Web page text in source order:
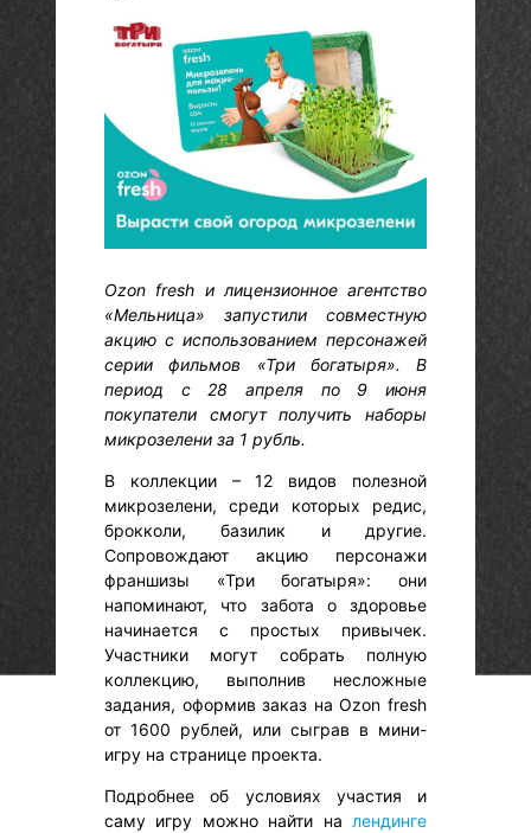
Ozon fresh и лицензионное агентство
«Мельница» запустили совместную
акцию с использованием персонажей
серии фильмов «Три богатыря». В
период с 28 апреля по 9 июня
покупатели смогут получить наборы
микрозелени за 1 рубль.
В коллекции – 12 видов полезной
микрозелени, среди которых редис,
брокколи, базилик и другие.
Сопровождают акцию персонажи
франшизы «Три богатыря»: они
напоминают, что забота о здоровье
начинается с простых привычек.
Участники могут собрать полную
коллекцию, выполнив несложные
задания, оформив заказ на Ozon fresh
от 1600 рублей, или сыграв в мини-
игру на странице проекта.
Подробнее об условиях участия и
саму игру можно найти на лендинге